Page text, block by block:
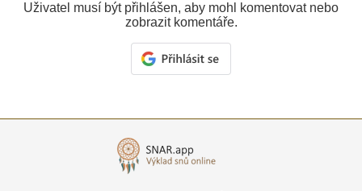
Uživatel musí být přihlášen, aby mohl komentovat nebo
zobrazit komentáře.